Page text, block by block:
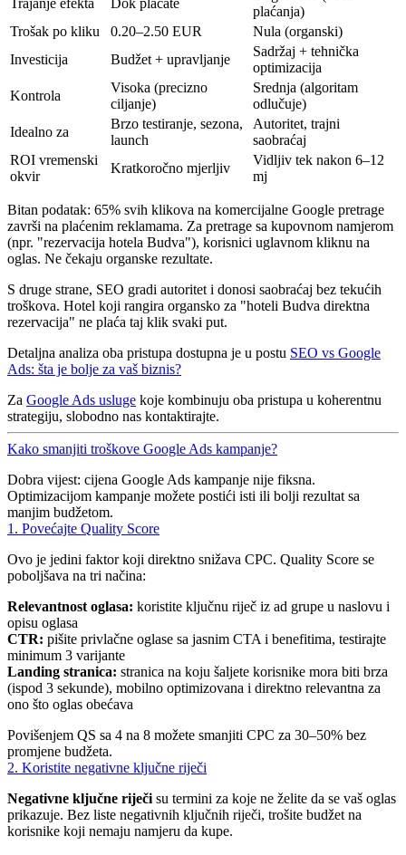
Trajanje efekta
Dok plaćate
plaćanja)
Trošak po kliku
0.20–2.50 EUR
Nula (organski)
Investicija
Budžet + upravljanje
Sadržaj + tehnička
optimizacija
Kontrola
Visoka (precizno
ciljanje)
Srednja (algoritam
odlučuje)
Idealno za
Brzo testiranje, sezona,
launch
Autoritet, trajni
saobraćaj
ROI vremenski
okvir
Kratkoročno mjerljiv
Vidljiv tek nakon 6–12
mj
Bitan podatak: 65% svih klikova na komercijalne Google pretrage
završi na plaćenim reklamama. Za pretrage sa kupovnom namjerom
(npr. "rezervacija hotela Budva"), korisnici uglavnom kliknu na
oglas. Ne čekaju organske rezultate.
S druge strane, SEO gradi autoritet i donosi saobraćaj bez tekućih
troškova. Hotel koji rangira organsko za "hoteli Budva direktna
rezervacija" ne plaća taj klik svaki put.
Detaljna analiza oba pristupa dostupna je u postu SEO vs Google
Ads: šta je bolje za vaš biznis?
Za Google Ads usluge koje kombinuju oba pristupa u koherentnu
strategiju, slobodno nas kontaktirajte.
Kako smanjiti troškove Google Ads kampanje?
Dobra vijest: cijena Google Ads kampanje nije fiksna.
Optimizacijom kampanje možete postići isti ili bolji rezultat sa
manjim budžetom.
1. Povećajte Quality Score
Ovo je jedini faktor koji direktno snižava CPC. Quality Score se
poboljšava na tri načina:
Relevantnost oglasa: koristite ključnu riječ iz ad grupe u naslovu i
opisu oglasa
CTR: pišite privlačne oglase sa jasnim CTA i benefitima, testirajte
minimum 3 varijante
Landing stranica: stranica na koju šaljete korisnike mora biti brza
(ispod 3 sekunde), mobilno optimizovana i direktno relevantna za
ono što oglas obećava
Povišenjem QS sa 4 na 8 možete smanjiti CPC za 30–50% bez
promjene budžeta.
2. Koristite negativne ključne riječi
Negativne ključne riječi su termini za koje ne želite da se vaš oglas
prikazuje. Bez liste negativnih ključnih riječi, trošite budžet na
korisnike koji nemaju namjeru da kupe.